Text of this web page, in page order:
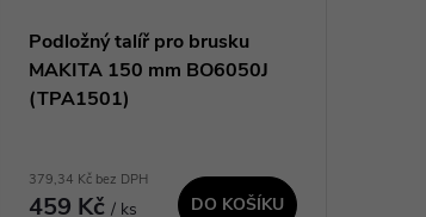
Podložný talíř pro brusku
MAKITA 150 mm BO6050J
(TPA1501)
379,34 Kč bez DPH
459 Kč / ks DO KOŠÍKU